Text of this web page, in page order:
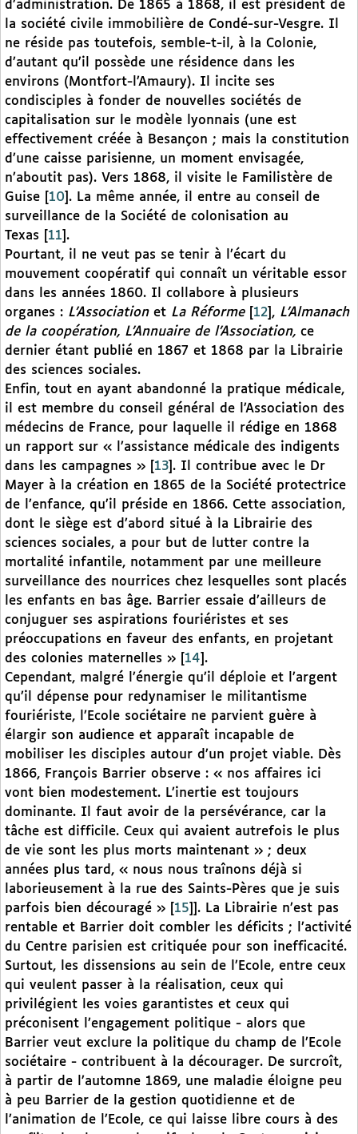
d’administration. De 1865 à 1868, il est président de
la société civile immobilière de Condé-sur-Vesgre. Il
ne réside pas toutefois, semble-t-il, à la Colonie,
d’autant qu’il possède une résidence dans les
environs (Montfort-l’Amaury). Il incite ses
condisciples à fonder de nouvelles sociétés de
capitalisation sur le modèle lyonnais (une est
effectivement créée à Besançon ; mais la constitution
d’une caisse parisienne, un moment envisagée,
n’aboutit pas). Vers 1868, il visite le Familistère de
Guise
10 . La même année, il entre au conseil de
surveillance de la Société de colonisation au
Texas
11 .
Pourtant, il ne veut pas se tenir à l’écart du
mouvement coopératif qui connaît un véritable essor
dans les années 1860. Il collabore à plusieurs
organes : L’Associationet La Réforme[ 12 , L’Almanach
de la coopération, L’Annuaire de l’Association, ce
dernier étant publié en 1867 et 1868 par la Librairie
des sciences sociales.
Enfin, tout en ayant abandonné la pratique médicale,
il est membre du conseil général de l’Association des
médecins de France, pour laquelle il rédige en 1868
un rapport sur « l’assistance médicale des indigents
dans les campagnes »
13 . Il contribue avec le Dr
Mayer à la création en 1865 de la Société protectrice
de l’enfance, qu’il préside en 1866. Cette association,
dont le siège est d’abord situé à la Librairie des
sciences sociales, a pour but de lutter contre la
mortalité infantile, notamment par une meilleure
surveillance des nourrices chez lesquelles sont placés
les enfants en bas âge. Barrier essaie d’ailleurs de
conjuguer ses aspirations fouriéristes et ses
préoccupations en faveur des enfants, en projetant
des colonies maternelles »
14 .
Cependant, malgré l’énergie qu’il déploie et l’argent
qu’il dépense pour redynamiser le militantisme
fouriériste, l’Ecole sociétaire ne parvient guère à
élargir son audience et apparaît incapable de
mobiliser les disciples autour d’un projet viable. Dès
1866, François Barrier observe : « nos affaires ici
vont bien modestement. L’inertie est toujours
dominante. Il faut avoir de la persévérance, car la
tâche est difficile. Ceux qui avaient autrefois le plus
de vie sont les plus morts maintenant » ; deux
années plus tard, « nous nous traînons déjà si
laborieusement à la rue des Saints-Pères que je suis
parfois bien découragé »
15
]. La Librairie n’est pas
rentable et Barrier doit combler les déficits ; l’activité
du Centre parisien est critiquée pour son inefficacité.
Surtout, les dissensions au sein de l’Ecole, entre ceux
qui veulent passer à la réalisation, ceux qui
privilégient les voies garantistes et ceux qui
préconisent l’engagement politique - alors que
Barrier veut exclure la politique du champ de l’Ecole
sociétaire - contribuent à la décourager. De surcroît,
à partir de l’automne 1869, une maladie éloigne peu
à peu Barrier de la gestion quotidienne et de
l’animation de l’Ecole, ce qui laisse libre cours à des